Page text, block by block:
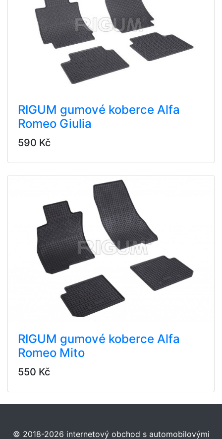
RIGUM gumové koberce Alfa
Romeo Giulia
590 Kč
RIGUM gumové koberce Alfa
Romeo Mito
550 Kč
© 2018-2026 internetový obchod s automobilovými